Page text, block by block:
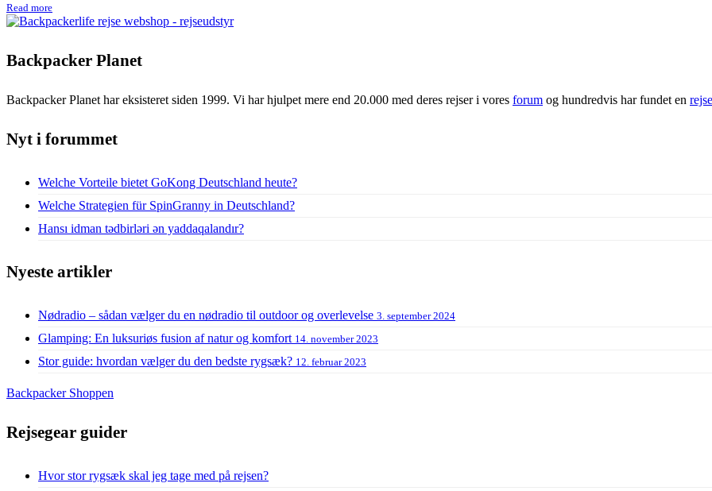
Read more
Backpacker Planet
Backpacker Planet har eksisteret siden 1999. Vi har hjulpet mere end 20.000 med deres rejser i vores forum og hundredvis har fundet en
Nyt i forummet
Welche Vorteile bietet GoKong Deutschland heute?
Welche Strategien für SpinGranny in Deutschland?
Hansı idman tədbirləri ən yaddaqalandır?
Nyeste artikler
Nødradio – sådan vælger du en nødradio til outdoor og overlevelse 3. september 2024
Glamping: En luksuriøs fusion af natur og komfort 14. november 2023
Stor guide: hvordan vælger du den bedste rygsæk? 12. februar 2023
Backpacker Shoppen
Rejsegear guider
Hvor stor rygsæk skal jeg tage med på rejsen?